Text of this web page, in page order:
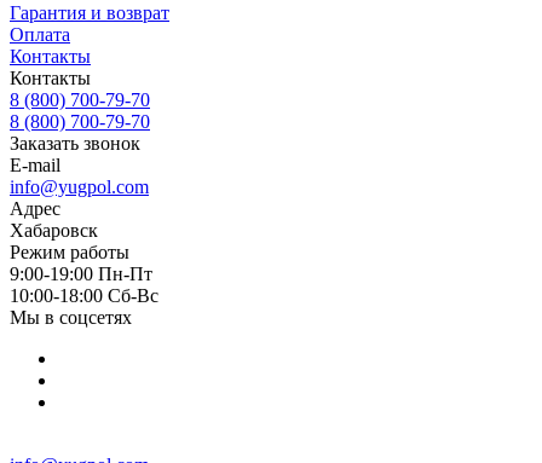
Гарантия и возврат
Оплата
Контакты
Контакты
8 (800) 700-79-70
8 (800) 700-79-70
Заказать звонок
E-mail
info@yugpol.com
Адрес
Хабаровск
Режим работы
9:00-19:00 Пн-Пт
10:00-18:00 Cб-Вс
Мы в соцсетях